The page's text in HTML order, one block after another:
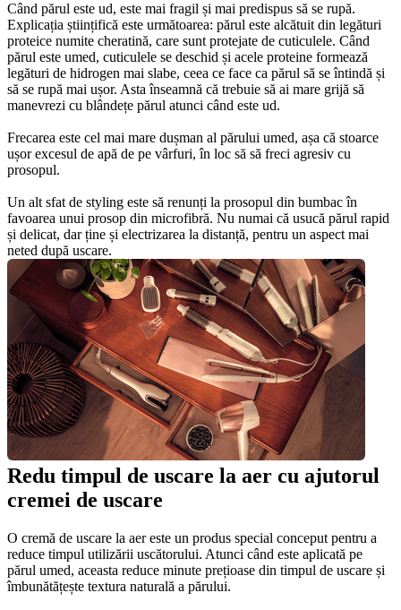
Când părul este ud, este mai fragil și mai predispus să se rupă.
Explicația științifică este următoarea: părul este alcătuit din legături
proteice numite cheratină, care sunt protejate de cuticulele. Când
părul este umed, cuticulele se deschid și acele proteine formează
legături de hidrogen mai slabe, ceea ce face ca părul să se întindă și
să se rupă mai ușor. Asta înseamnă că trebuie să ai mare grijă să
manevrezi cu blândețe părul atunci când este ud.
Frecarea este cel mai mare dușman al părului umed, așa că stoarce
ușor excesul de apă de pe vârfuri, în loc să să freci agresiv cu
prosopul.
Un alt sfat de styling este să renunți la prosopul din bumbac în
favoarea unui prosop din microfibră. Nu numai că usucă părul rapid
și delicat, dar ține și electrizarea la distanță, pentru un aspect mai
neted după uscare.
Redu timpul de uscare la aer cu ajutorul
cremei de uscare
O cremă de uscare la aer este un produs special conceput pentru a
reduce timpul utilizării uscătorului. Atunci când este aplicată pe
părul umed, aceasta reduce minute prețioase din timpul de uscare și
îmbunătățește textura naturală a părului.